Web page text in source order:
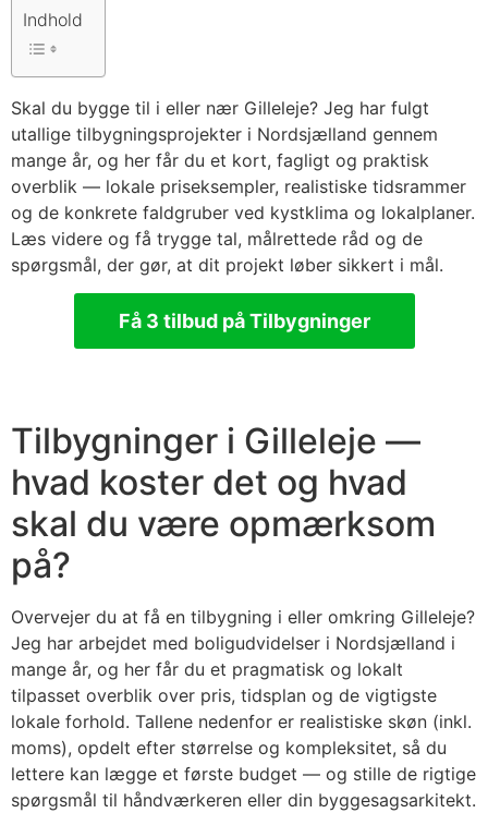
Indhold
Skal du bygge til i eller nær Gilleleje? Jeg har fulgt
utallige tilbygningsprojekter i Nordsjælland gennem
mange år, og her får du et kort, fagligt og praktisk
overblik — lokale priseksempler, realistiske tidsrammer
og de konkrete faldgruber ved kystklima og lokalplaner.
Læs videre og få trygge tal, målrettede råd og de
spørgsmål, der gør, at dit projekt løber sikkert i mål.
Få 3 tilbud på Tilbygninger
Tilbygninger i Gilleleje —
hvad koster det og hvad
skal du være opmærksom
på?
Overvejer du at få en tilbygning i eller omkring Gilleleje?
Jeg har arbejdet med boligudvidelser i Nordsjælland i
mange år, og her får du et pragmatisk og lokalt
tilpasset overblik over pris, tidsplan og de vigtigste
lokale forhold. Tallene nedenfor er realistiske skøn (inkl.
moms), opdelt efter størrelse og kompleksitet, så du
lettere kan lægge et første budget — og stille de rigtige
spørgsmål til håndværkeren eller din byggesagsarkitekt.